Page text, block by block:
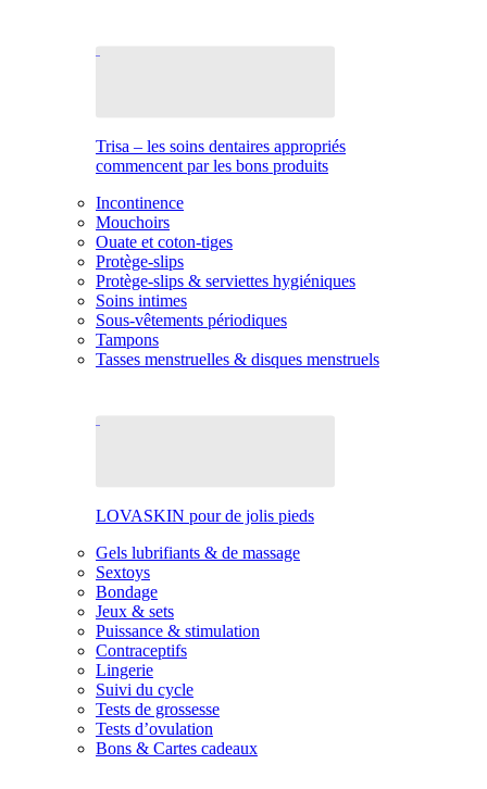
Trisa – les soins dentaires appropriés
commencent par les bons produits
Incontinence
Mouchoirs
Ouate et coton-tiges
Protège-slips
Protège-slips & serviettes hygiéniques
Soins intimes
Sous-vêtements périodiques
Tampons
Tasses menstruelles & disques menstruels
LOVASKIN pour de jolis pieds
Gels lubrifiants & de massage
Sextoys
Bondage
Jeux & sets
Puissance & stimulation
Contraceptifs
Lingerie
Suivi du cycle
Tests de grossesse
Tests d’ovulation
Bons & Cartes cadeaux